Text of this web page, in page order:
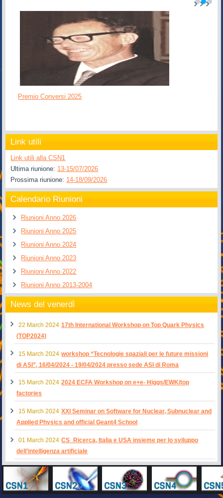
Premio Conversi 2025
Link utili
Link utili alla CSN1
Ultima riunione: 13-15/07/2026
Prossima riunione: 14-18/09/2026
Calendario Riunioni
Riunioni Anno 2026
Riunioni Anno 2025
Riunioni Anno 2024
Riunioni Anno 2023
Riunioni Anno 2022
Riunioni Anno 2013-2004
News del venerdì
22 March 2024 17th International Workshop on Top Quark Physics
(TOP2024)
15 March 2024 workshop “Tecnologie spaziali per le future missioni
di ASI”, 16/04/2024 - 19/04/2024 presso sede ASI di Roma
15 March 2024 2024 ECFA Workshop on e+e- Higgs/EWK/top
factories
15 March 2024 XXI Seminar on Software for Nuclear, Subnuclear and
Applied Physics and official Geant4 School
01 March 2024 CS_Ricerca, Italia e USA insieme per lo sviluppo
dell’intelligenza artificiale